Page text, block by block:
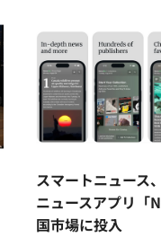
スマートニュース
ニュースアプリ「
国市場に投入